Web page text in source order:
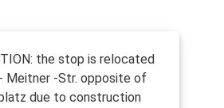
the stop is relocated
Meitner -Str. opposite of
due to construction